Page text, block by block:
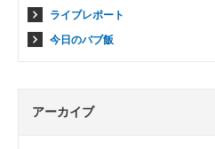
ライブレポート
今日のバブ飯
アーカイブ